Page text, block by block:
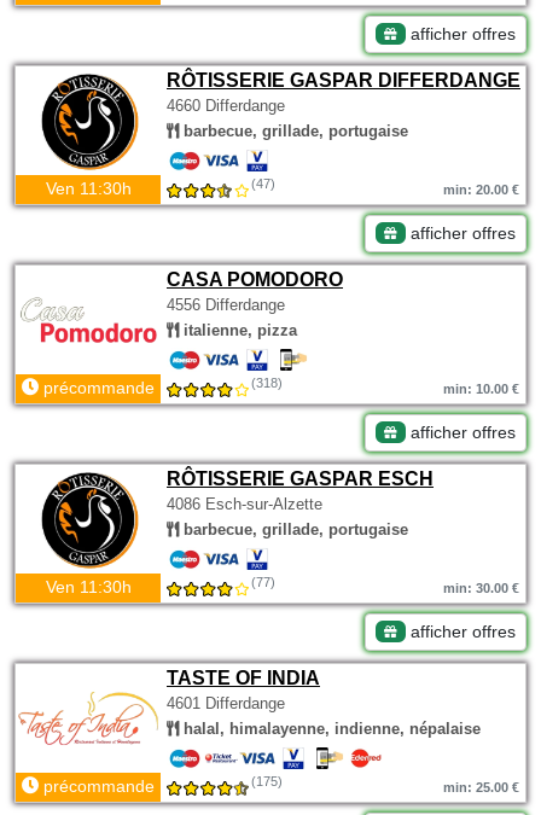
afficher offres
RÔTISSERIE GASPAR DIFFERDANGE
4660 Differdange
barbecue, grillade, portugaise
Ven 11:30h (47) min: 20.00 €
afficher offres
CASA POMODORO
4556 Differdange
italienne, pizza
précommande (318) min: 10.00 €
afficher offres
RÔTISSERIE GASPAR ESCH
4086 Esch-sur-Alzette
barbecue, grillade, portugaise
Ven 11:30h (77) min: 30.00 €
afficher offres
TASTE OF INDIA
4601 Differdange
halal, himalayenne, indienne, népalaise
précommande (175) min: 25.00 €